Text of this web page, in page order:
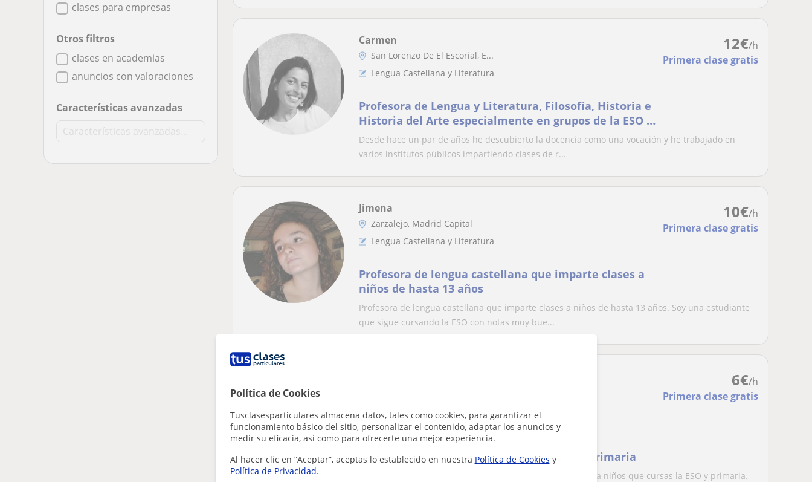
Política de Cookies
Tusclasesparticulares almacena datos, tales como cookies, para garantizar el
funcionamiento básico del sitio, personalizar el contenido, adaptar los anuncios y
medir su eficacia, así como para ofrecerte una mejor experiencia.
Al hacer clic en “Aceptar”, aceptas lo establecido en nuestra Política de Cookies y
Política de Privacidad.
clases para empresas
Otros filtros
clases en academias
anuncios con valoraciones
Características avanzadas
12€/h
Primera clase gratis
Carmen
San Lorenzo De El Escorial, E...
Lengua Castellana y Literatura
Profesora de Lengua y Literatura, Filosofía, Historia e
Historia del Arte especialmente en grupos de la ESO y
primaria
Desde hace un par de años he descubierto la docencia como una vocación y he trabajado en
varios institutos públicos impartiendo clases de r...
10€/h
Primera clase gratis
Jimena
Zarzalejo, Madrid Capital
Lengua Castellana y Literatura
Profesora de lengua castellana que imparte clases a
niños de hasta 13 años
Profesora de lengua castellana que imparte clases a niños de hasta 13 años. Soy una estudiante
que sigue cursando la ESO con notas muy bue...
6€/h
Primera clase gratis
Lengua Castellana y Literatura
Profesor de clases particulares de todas las
asignaturas ora niños que cursas la ESO y primaria
Profesor de clases particulares de todas las asignaturas ora niños que cursas la ESO y primaria.